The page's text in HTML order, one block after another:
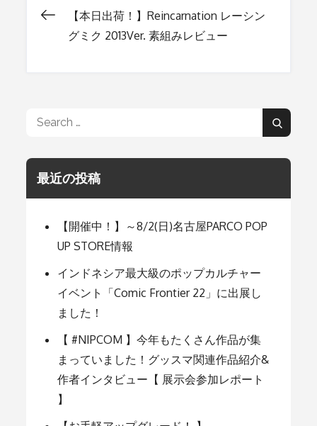
投
ナ
ビ
ゲ
ー
シ
ョ
ン
【本日出荷！】Reincarnation レーシン
グミク 2013Ver. 素組みレビュー
Search
Search
最近の投稿
【開催中！】～8/2(日)名古屋PARCO POP
UP STORE情報
インドネシア最大級のポップカルチャー
イベント「Comic Frontier 22」に出展し
ました！
【 #NIPCOM 】今年もたくさん作品が集
まっていました！グッスマ関連作品紹介&
作者インタビュー【 展示会参加レポート
】